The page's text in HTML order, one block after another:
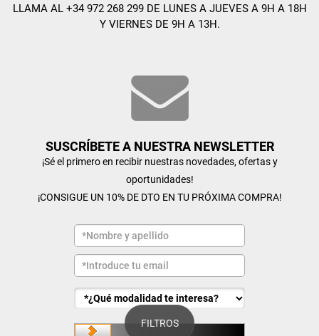
FILTROS
LLAMA AL +34 972 268 299 DE LUNES A JUEVES A 9H A 18H
Y VIERNES DE 9H A 13H.
SUSCRÍBETE A NUESTRA NEWSLETTER
¡Sé el primero en recibir nuestras novedades, ofertas y
oportunidades!
¡CONSIGUE UN 10% DE DTO EN TU PRÓXIMA COMPRA!